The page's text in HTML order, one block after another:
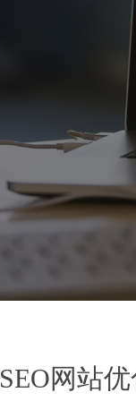
SEO网站